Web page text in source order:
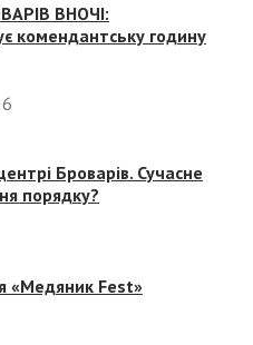
ВНОЧІ:
комендантську годину
Броварів. Сучасне
порядку?
«Медяник Fest»